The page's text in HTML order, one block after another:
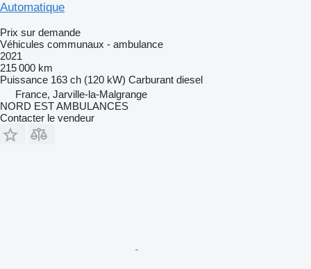
Automatique
Prix sur demande
Véhicules communaux - ambulance
2021
215 000 km
Puissance 163 ch (120 kW) Carburant diesel
France, Jarville-la-Malgrange
NORD EST AMBULANCES
Contacter le vendeur